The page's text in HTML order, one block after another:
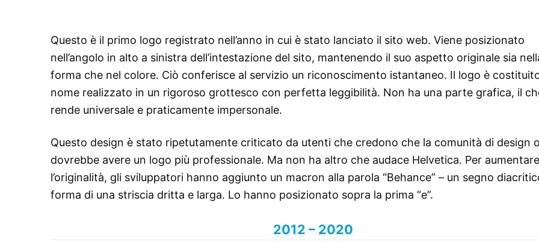
Questo è il primo logo registrato nell’anno in cui è stato lanciato il sito web. Viene posizionato
nell’angolo in alto a sinistra dell’intestazione del sito, mantenendo il suo aspetto originale sia
forma che nel colore. Ciò conferisce al servizio un riconoscimento istantaneo. Il logo è
nome realizzato in un rigoroso grottesco con perfetta leggibilità. Non ha una parte grafica, il
rende universale e praticamente impersonale.
Questo design è stato ripetutamente criticato da utenti che credono che la comunità di design
dovrebbe avere un logo più professionale. Ma non ha altro che audace Helvetica. Per aumentare
l’originalità, gli sviluppatori hanno aggiunto un macron alla parola “Behance” – un segno
forma di una striscia dritta e larga. Lo hanno posizionato sopra la prima “e”.
2012 – 2020